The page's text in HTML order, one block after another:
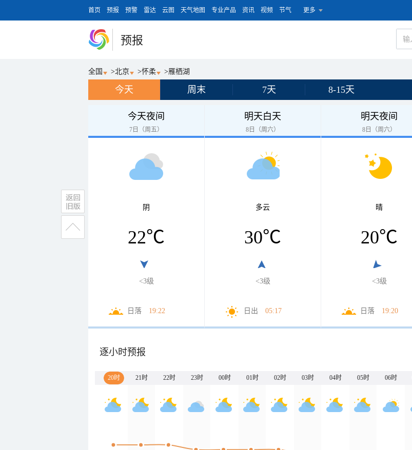
首页 预报 预警 雷达 云图 天气地图 专业产品 资讯 视频 节气 更多
预报
全国 >北京 >怀柔 >雁栖湖
今天 周末 7天 8-15天
今天夜间
7日（周五）
阴
22℃
<3级
日落 19:22
明天白天
8日（周六）
多云
30℃
<3级
日出 05:17
明天夜间
8日（周六）
晴
20℃
<3级
日落 19:20
逐小时预报
20时 21时 22时 23时 00时 01时 02时 03时 04时 05时 06时